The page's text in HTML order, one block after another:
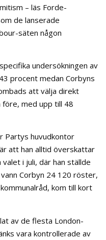
– läs Forde-
de lanserade
säten någon
undersökningen av
procent medan Corbyns
att välja direkt
före, med upp till 48
Partys huvudkontor
att han alltid överskattar
valet i juli, där han ställde
Corbyn 24 120 röster,
kom till kort
av de flesta London-
vara kontrollerade av